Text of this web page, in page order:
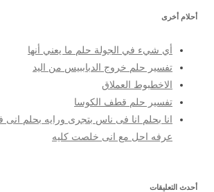
أحلام أخرى
أي شيء في الجولة حلم ما يعني أنها
تفسير حلم خروج الدباببيس من اليد
الاخطبوط العملاق
تفسير حلم قطف الكوسا
انا بحلم انا فى ناس بتجرى ورايه بحلم
عرفه احل مع انى خلصت كليه
أحدث التعليقات